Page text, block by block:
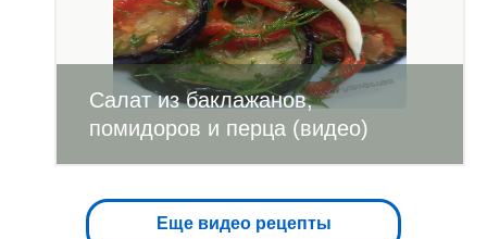
Салат из баклажанов,
помидоров и перца (видео)
Еще видео рецепты